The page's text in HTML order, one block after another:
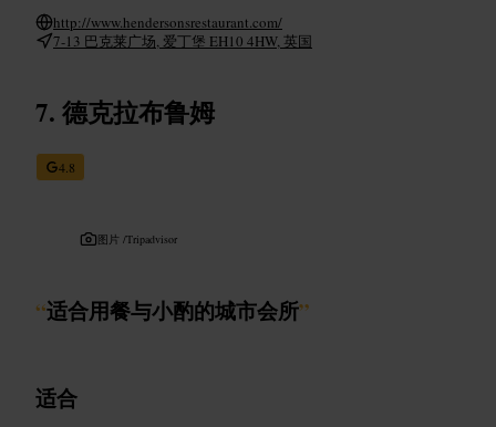
http://www.hendersonsrestaurant.com/
7-13 巴克莱广场, 爱丁堡 EH10 4HW, 英国
德克拉布鲁姆
4.8
图片 /Tripadvisor
“适合用餐与小酌的城市会所”
适合